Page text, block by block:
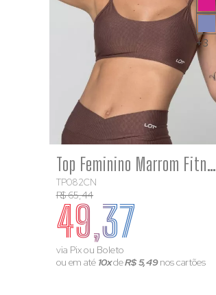
+3
Top Feminino Marrom Fitness Poliamida Academia Costas Aberta
TP082CN
R$ 65,44
49,37
via Pix ou Boleto
ou em até 10xdeR$ 5,49nos cartões
COMPRE